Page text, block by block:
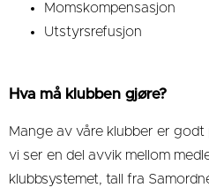
Momskompensasjon
Utstyrsrefusjon
Hva må klubben gjøre?
Mange av våre klubber er godt
vi ser en del avvik mellom
klubbsystemet, tall fra